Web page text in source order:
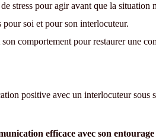
stress pour agir avant que la situation
pour soi et pour son interlocuteur.
comportement pour restaurer une
positive avec un interlocuteur sous
efficace avec son